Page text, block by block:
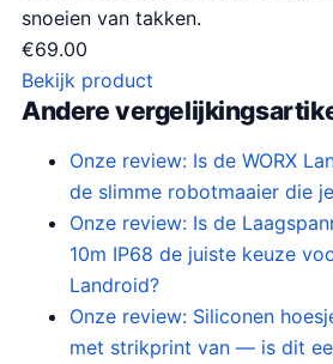
snoeien van takken.
€69.00
Bekijk product
Andere
Onze review: Is de WORX
de slimme robotmaaier die
Onze review: Is de
10m IP68 de juiste keuze
Landroid?
Onze review: Siliconen
met strikprint van — is dit